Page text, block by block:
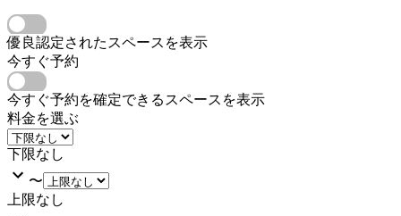
優良認定されたスペースを表示
今すぐ予約
今すぐ予約を確定できるスペースを表示
料金を選ぶ
下限なし
〜
上限なし